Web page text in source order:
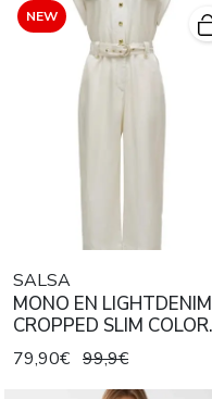
NEW
SALSA
MONO EN LIGHTDENIM
CROPPED SLIM COLOR
CRUDO
79,90€ 99,9€